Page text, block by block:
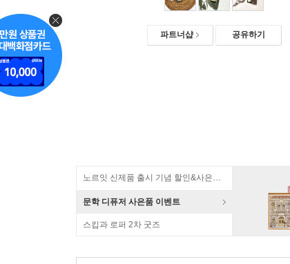
파트너샵 공유하기
노르잇 신제품 출시 기념 할인&사은품 증정!
문학 디퓨저 사은품 이벤트
스킵과 로퍼 2차 굿즈